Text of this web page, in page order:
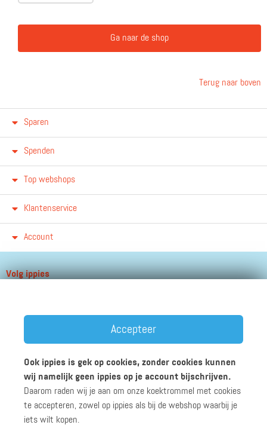
Ga naar de shop
Terug naar boven
Sparen
Spenden
Top webshops
Klantenservice
Account
Volg ippies
Werken bij ippies Zakelijk
Algemene voorwaarden
Privacyverklaring
Accepteer
Ook ippies is gek op cookies, zonder cookies kunnen
wij namelijk geen ippies op je account bijschrijven.
Daarom raden wij je aan om onze koektrommel met cookies
te accepteren, zowel op ippies als bij de webshop waarbij je
iets wilt kopen.